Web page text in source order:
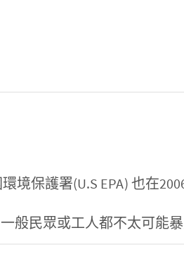
境保護署(U.S EPA) 也在
般民眾或工人都不太可能